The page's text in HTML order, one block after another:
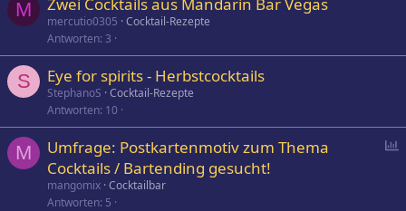
M
mercutio0305 Cocktail-Rezepte
Antworten 3
S Eye for spirits - Herbstcocktails
StephanoS Cocktail-Rezepte
Antworten 10
M
Umfrage: Postkartenmotiv zum Thema
Cocktails / Bartending gesucht!
mangomix Cocktailbar
Antworten 5